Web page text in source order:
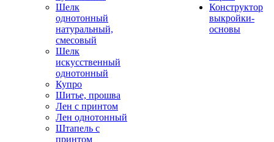
Шелк
однотонный
натуральный,
смесовый
Шелк
искусственный
однотонный
Купро
Шитье, прошва
Лен с принтом
Лен однотонный
Штапель с
принтом
Конструктор
выкройки-
основы